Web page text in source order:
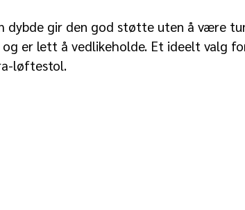
dybde gir den god støtte uten å være
er lett å vedlikeholde. Et ideelt valg
løftestol.